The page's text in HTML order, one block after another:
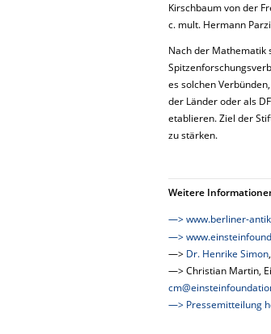
Kirschbaum von der
c. mult. Hermann
Nach der Mathematik
es solchen
der Länder oder als
etablieren. Ziel der
zu stärken.
Weitere
—> www.berliner-
—>
—> Dr. Henrike Simon
—> Christian Martin,
—> Pressemitteilung